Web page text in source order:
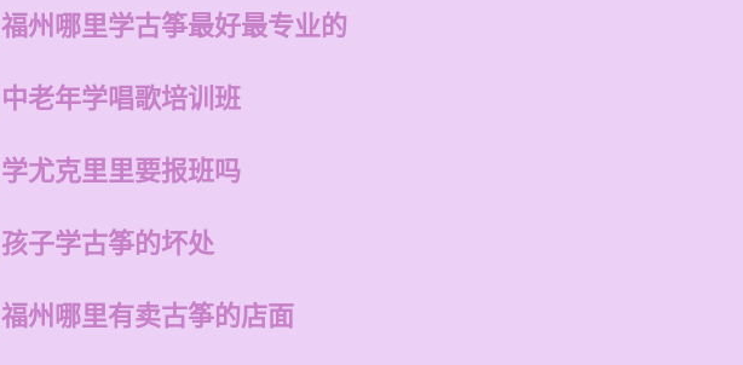
福州哪里学古筝最好最专业的
中老年学唱歌培训班
学尤克里里要报班吗
孩子学古筝的坏处
福州哪里有卖古筝的店面